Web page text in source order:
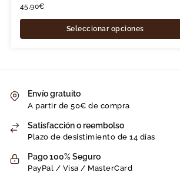
45.90€
Seleccionar opciones
Envío gratuito
A partir de 50€ de compra
Satisfacción o reembolso
Plazo de desistimiento de 14 días
Pago 100% Seguro
PayPal / Visa / MasterCard